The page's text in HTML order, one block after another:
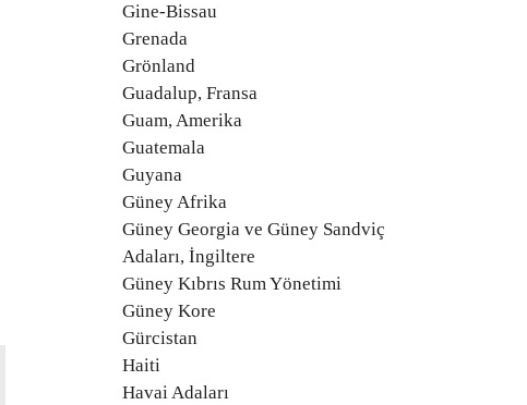
Gine-Bissau
Grenada
Grönland
Guadalup, Fransa
Guam, Amerika
Guatemala
Guyana
Güney Afrika
Güney Georgia ve Güney Sandviç
Adaları, İngiltere
Güney Kıbrıs Rum Yönetimi
Güney Kore
Gürcistan
Haiti
Havai Adaları